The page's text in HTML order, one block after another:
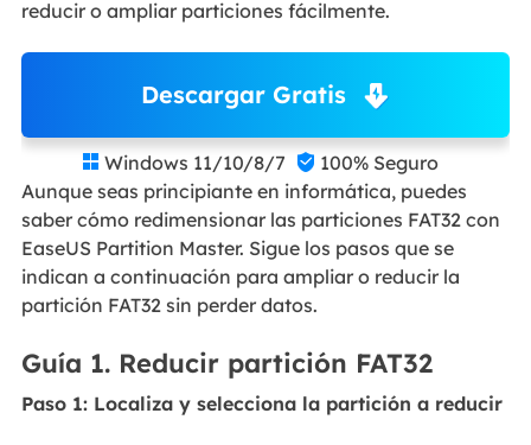
reducir o ampliar particiones fácilmente.
Descargar Gratis
 Windows 11/10/8/7  100% Seguro
Aunque seas principiante en informática, puedes
saber cómo redimensionar las particiones FAT32 con
EaseUS Partition Master. Sigue los pasos que se
indican a continuación para ampliar o reducir la
partición FAT32 sin perder datos.
Guía 1. Reducir partición FAT32
Paso 1: Localiza y selecciona la partición a reducir